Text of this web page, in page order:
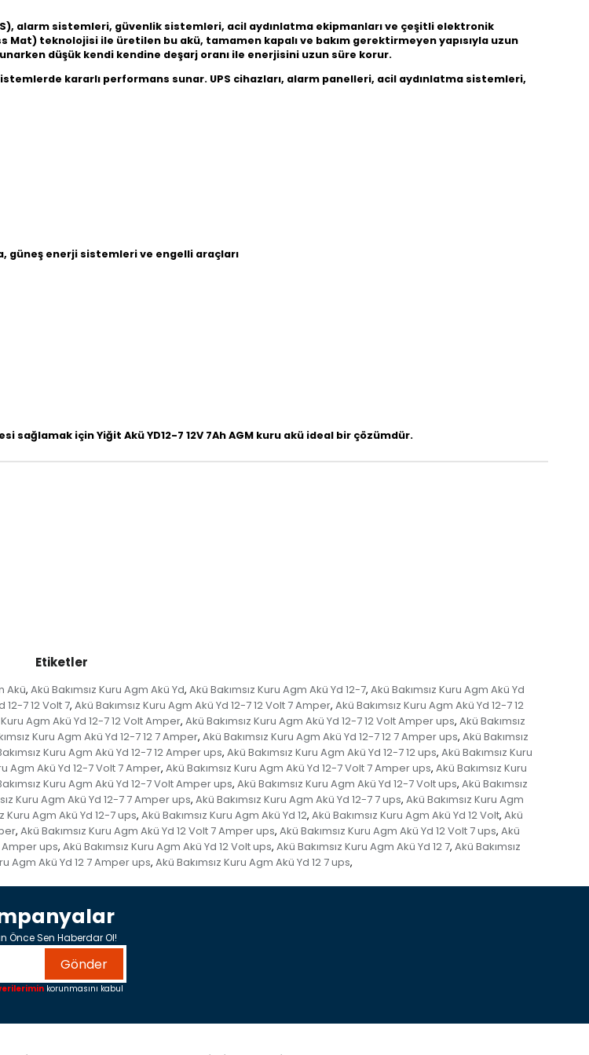
alarm sistemleri, güvenlik sistemleri, acil aydınlatma ekipmanları ve çeşitli elektronik
teknolojisi ile üretilen bu akü, tamamen kapalı ve bakım gerektirmeyen yapısıyla uzun
düşük kendi kendine deşarj oranı ile enerjisini uzun süre korur.
kararlı performans sunar. UPS cihazları, alarm panelleri, acil aydınlatma sistemleri,
güneş enerji sistemleri ve engelli araçları
için Yiğit Akü YD12-7 12V 7Ah AGM kuru akü ideal bir çözümdür.
Etiketler
Akü, Akü Bakımsız Kuru Agm Akü Yd, Akü Bakımsız Kuru Agm Akü Yd 12-7, Akü Bakımsız Kuru Agm Akü Yd
12-7 12 Volt 7, Akü Bakımsız Kuru Agm Akü Yd 12-7 12 Volt 7 Amper, Akü Bakımsız Kuru Agm Akü Yd 12-7 12
Kuru Agm Akü Yd 12-7 12 Volt Amper, Akü Bakımsız Kuru Agm Akü Yd 12-7 12 Volt Amper ups, Akü Bakımsız
Kuru Agm Akü Yd 12-7 12 7 Amper, Akü Bakımsız Kuru Agm Akü Yd 12-7 12 7 Amper ups, Akü Bakımsız
Kuru Agm Akü Yd 12-7 12 Amper ups, Akü Bakımsız Kuru Agm Akü Yd 12-7 12 ups, Akü Bakımsız Kuru
Agm Akü Yd 12-7 Volt 7 Amper, Akü Bakımsız Kuru Agm Akü Yd 12-7 Volt 7 Amper ups, Akü Bakımsız Kuru
Kuru Agm Akü Yd 12-7 Volt Amper ups, Akü Bakımsız Kuru Agm Akü Yd 12-7 Volt ups, Akü Bakımsız
Kuru Agm Akü Yd 12-7 7 Amper ups, Akü Bakımsız Kuru Agm Akü Yd 12-7 7 ups, Akü Bakımsız Kuru Agm
Kuru Agm Akü Yd 12-7 ups, Akü Bakımsız Kuru Agm Akü Yd 12, Akü Bakımsız Kuru Agm Akü Yd 12 Volt, Akü
, Akü Bakımsız Kuru Agm Akü Yd 12 Volt 7 Amper ups, Akü Bakımsız Kuru Agm Akü Yd 12 Volt 7 ups, Akü
Amper ups, Akü Bakımsız Kuru Agm Akü Yd 12 Volt ups, Akü Bakımsız Kuru Agm Akü Yd 12 7, Akü Bakımsız
Agm Akü Yd 12 7 Amper ups, Akü Bakımsız Kuru Agm Akü Yd 12 7 ups,
Önce Sen Haberdar Ol!
Gönder
korunmasını kabul